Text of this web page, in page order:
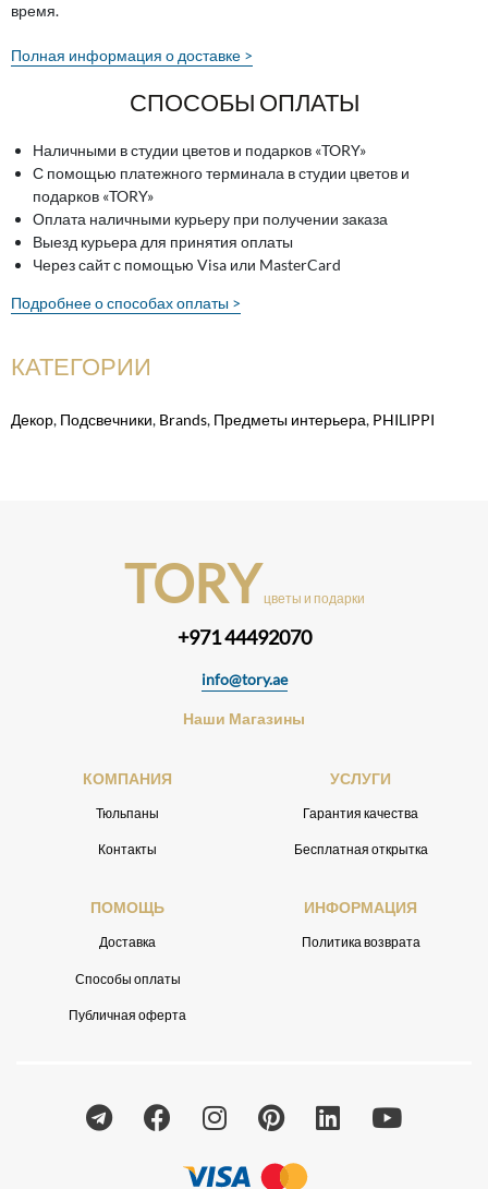
время.
Полная информация о доставке >
СПОСОБЫ ОПЛАТЫ
Наличными в студии цветов и подарков «TORY»
С помощью платежного терминала в студии цветов и
подарков «TORY»
Оплата наличными курьеру при получении заказа
Выезд курьера для принятия оплаты
Через сайт с помощью Visa или MasterCard
Подробнее о способах оплаты >
КАТЕГОРИИ
Декор, Подсвечники, Brands, Предметы интерьера, PHILIPPI
TORY цветы и подарки
+971 44492070
info@tory.ae
Наши Магазины
КОМПАНИЯ
Тюльпаны
Контакты
УСЛУГИ
Гарантия качества
Бесплатная открытка
ПОМОЩЬ
Доставка
Способы оплаты
Публичная оферта
ИНФОРМАЦИЯ
Политика возврата